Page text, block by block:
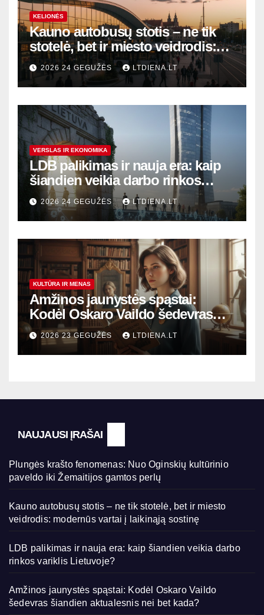
KELIONĖS
Kauno autobusų stotis – ne tik
stotelė, bet ir miesto veidrodis:
modernūs vartai į laikinąją
sostinę
2026 24 GEGUŽĖS LTDIENA.LT
VERSLAS IR EKONOMIKA
LDB palikimas ir nauja era: kaip
šiandien veikia darbo rinkos
variklis Lietuvoje?
2026 24 GEGUŽĖS LTDIENA.LT
KULTŪRA IR MENAS
Amžinos jaunystės spąstai:
Kodėl Oskaro Vaildo šedevras
šiandien aktualesnis nei bet
kada?
2026 23 GEGUŽĖS LTDIENA.LT
NAUJAUSI ĮRAŠAI
Plungės krašto fenomenas: Nuo Oginskių kultūrinio
paveldo iki Žemaitijos gamtos perlų
Kauno autobusų stotis – ne tik stotelė, bet ir miesto
veidrodis: modernūs vartai į laikinąją sostinę
LDB palikimas ir nauja era: kaip šiandien veikia darbo
rinkos variklis Lietuvoje?
Amžinos jaunystės spąstai: Kodėl Oskaro Vaildo
šedevras šiandien aktualesnis nei bet kada?